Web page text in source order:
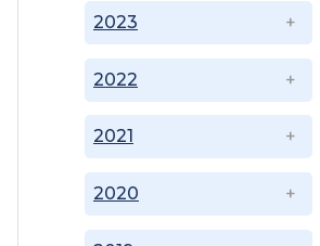
2020
2021
2022
2023